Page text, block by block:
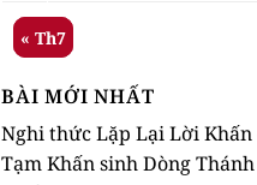
« Th7
BÀI MỚI NHẤT
Nghi thức Lặp Lại Lời Khấn
Tạm Khấn sinh Dòng